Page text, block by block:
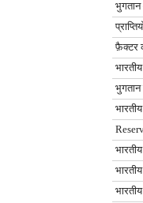
भुगतान
फ़ैक्टर
भुगतान